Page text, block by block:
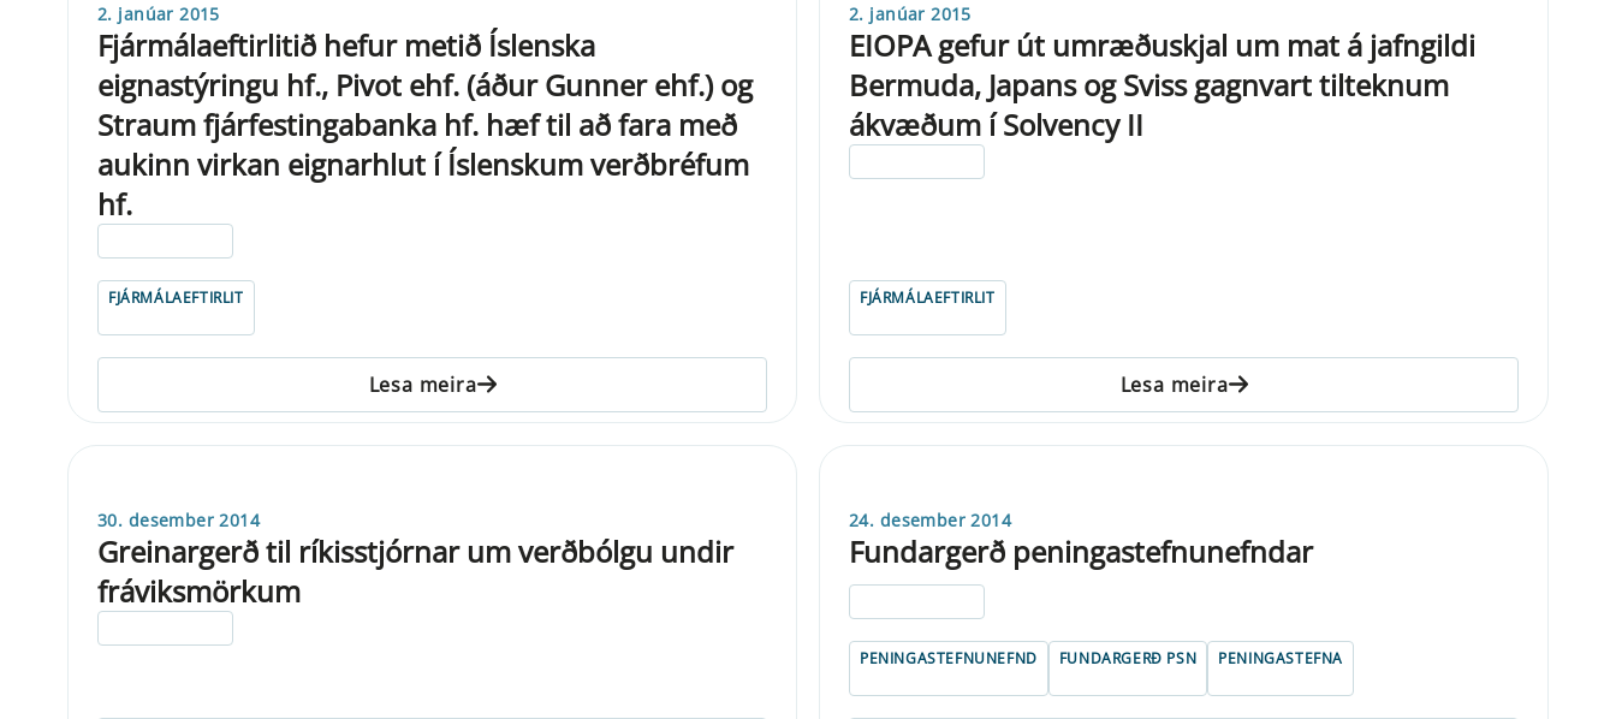
2. janúar 2015
Fjármálaeftirlitið hefur metið Íslenska
eignastýringu hf., Pivot ehf. (áður Gunner ehf.) og
Straum fjárfestingabanka hf. hæf til að fara með
aukinn virkan eignarhlut í Íslenskum verðbréfum
hf.
FJÁRMÁLAEFTIRLIT
Lesa meira
2. janúar 2015
EIOPA gefur út umræðuskjal um mat á jafngildi
Bermuda, Japans og Sviss gagnvart tilteknum
ákvæðum í Solvency II
FJÁRMÁLAEFTIRLIT
Lesa meira
30. desember 2014
Greinargerð til ríkisstjórnar um verðbólgu undir
fráviksmörkum
24. desember 2014
Fundargerð peningastefnunefndar
PENINGASTEFNUNEFND FUNDARGERÐ PSN PENINGASTEFNA